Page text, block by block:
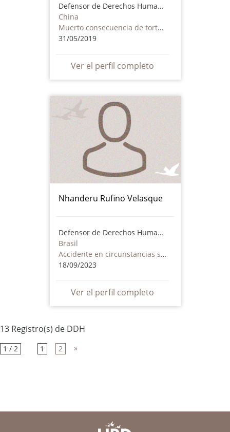
Defensor de Derechos Humanos
China
Muerto consecuencia de torturas o maltrato - incluye actores no estatales
31/05/2019
Ver el perfil completo
Nhanderu Rufino Velasque
Defensor de Derechos Humanos
Brasil
Accidente en circunstancias sospechosas
18/09/2023
Ver el perfil completo
13 Registro(s) de DDH
1 / 2 1 2 »